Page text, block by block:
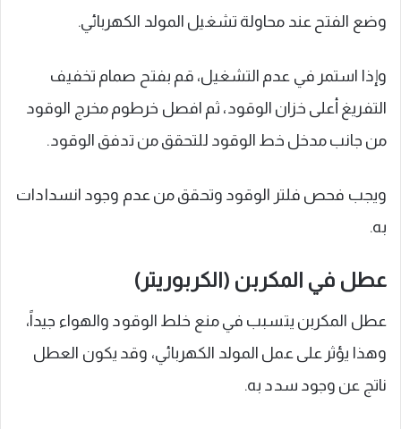
وضع الفتح عند محاولة تشغيل المولد الكهربائي.
وإذا استمر في عدم التشغيل، قم بفتح صمام تخفيف
التفريغ أعلى خزان الوقود، ثم افصل خرطوم مخرج الوقود
من جانب مدخل خط الوقود للتحقق من تدفق الوقود.
ويجب فحص فلتر الوقود وتحقق من عدم وجود انسدادات
به.
عطل في المكربن (الكربوريتر)
عطل المكربن يتسبب في منع خلط الوقود والهواء جيداً،
وهذا يؤثر على عمل المولد الكهربائي، وقد يكون العطل
ناتج عن وجود سدد به.